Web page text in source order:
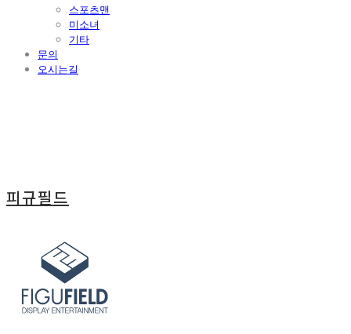
스포츠맨
미소녀
기타
문의
오시는길
피규필드